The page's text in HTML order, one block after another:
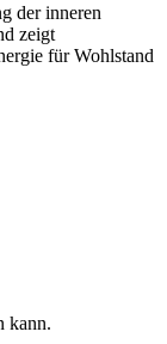
der inneren
zeigt
für Wohlstand
kann.